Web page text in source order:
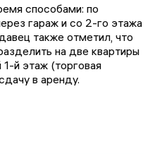
способами: по
гараж и со 2-го этажа
также отметил, что
на две квартиры
й этаж (торговая
в аренду.